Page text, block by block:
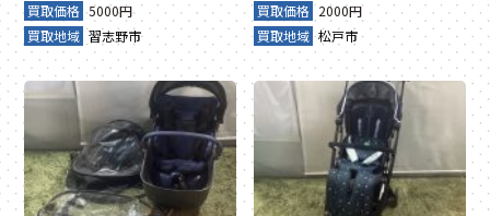
買取価格 5000円
買取地域 習志野市
買取価格 2000円
買取地域 松戸市